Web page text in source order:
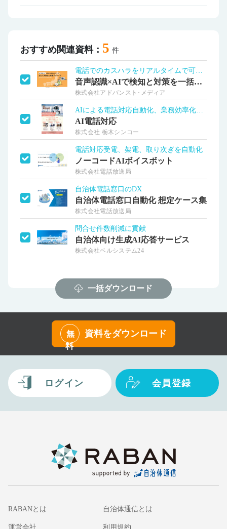
おすすめ関連資料： 5 件
音声認識×AIで検知と対策を一括サポート
株式会社アドバンスト･メディア
AI電話対応
株式会社 栃木シンコー
電話対応受電、架電、取り次ぎを自動化
ノーコードAIボイスボット
株式会社電話放送局
自治体電話窓口のDX
自治体電話窓口自動化 想定ケース集
株式会社電話放送局
問合せ件数削減に貢献
自治体向け生成AI応答サービス
株式会社ベルシステム24
一括ダウンロード
無
料
資料をダウンロード
ログイン 会員登録
RABANとは 自治体通信とは
運営会社 利用規約